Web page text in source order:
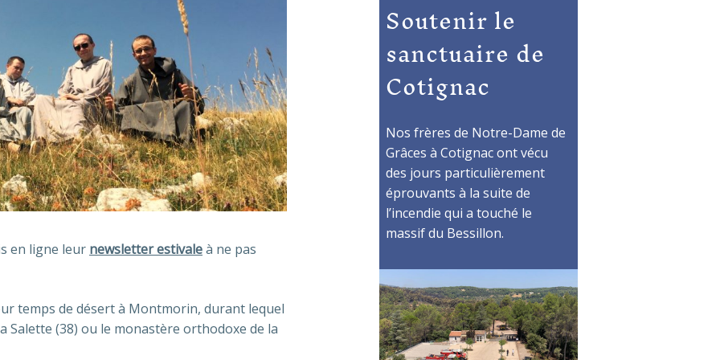
en ligne leur newsletter estivaleà ne pas
temps de désert à Montmorin, durant lequel
Salette (38) ou le monastère orthodoxe de la
Soutenir le
sanctuaire de
Cotignac
Nos frères de Notre-Dame de
Grâces à Cotignac ont vécu
des jours particulièrement
éprouvants à la suite de
l’incendie qui a touché le
massif du Bessillon.